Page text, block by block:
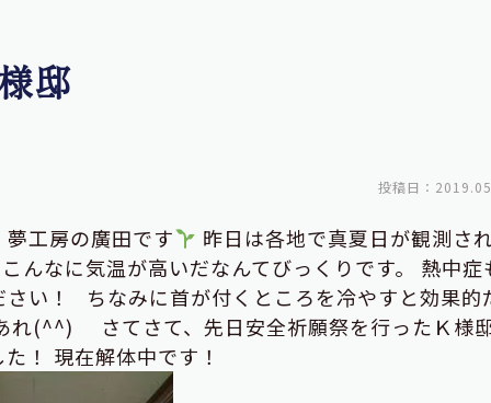
邸
投稿日：
工房の廣田です
昨日は各地で真夏日が観測さ
んなに気温が高いだなんてびっくりです。 熱中症
い！ ちなみに首が付くところを冷やすと効果的
(^^) さてさて、先日安全祈願祭を行ったＫ様
！ 現在解体中です！